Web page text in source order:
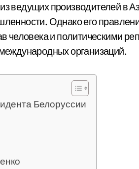
ведущих производителей в
Однако его
и политическими
организаций.
Белоруссии